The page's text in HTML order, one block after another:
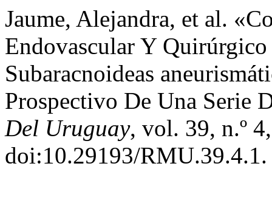
Jaume, Alejandra, et al.
Endovascular Y
Subaracnoideas
Prospectivo De Una Serie
Del Uruguay, vol. 39, n.º
doi:10.29193/RMU.39.4.1.